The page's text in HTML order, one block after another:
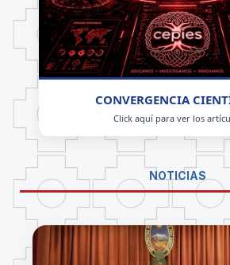
CONVERGENCIA
Click aquí para ver los
NOTICIAS